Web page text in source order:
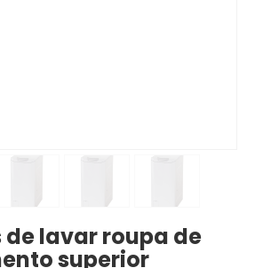
lavar roupa de
superior